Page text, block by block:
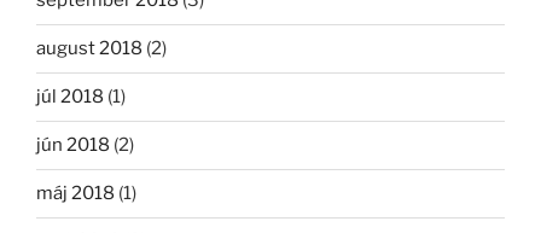
august 2018 (2)
júl 2018 (1)
jún 2018 (2)
máj 2018 (1)